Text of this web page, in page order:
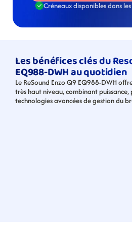
Créneaux disponibles dans les
Les bénéfices clés du
EQ988-DWH au quotidien
Le ReSound Enzo Q9 EQ988-DWH
très haut niveau, combinant puissance,
technologies avancées de gestion du